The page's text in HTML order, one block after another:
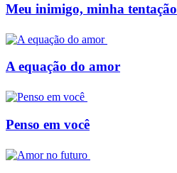
Meu inimigo, minha tentação
A equação do amor
Penso em você